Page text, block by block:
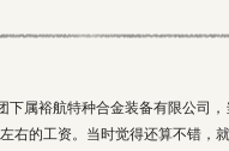
下属裕航特种合金装备有限公司
右的工资。当时觉得还算不错，